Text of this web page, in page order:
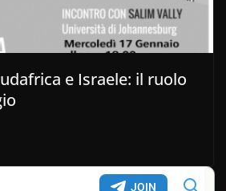
e Israele: il ruolo